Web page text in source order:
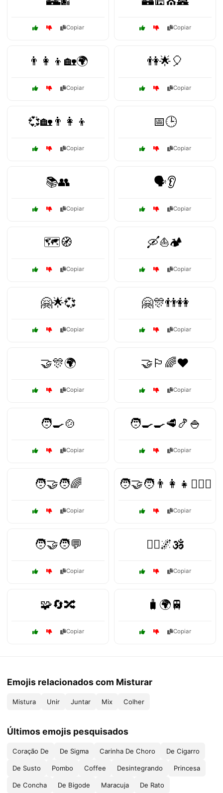
Copiar Copiar
👨‍👩‍👦🏡🌍
Copiar
👫🌟🎈
Copiar
💞🏡👨‍👩‍👦
Copiar
📅🕒
Copiar
📚👥
Copiar
🗣️👂
Copiar
🗺️🧭
Copiar
🛶⛵🏕️
Copiar
🤗🌟💞
Copiar
🤗🎊👬👭
Copiar
🤝🎊🌍
Copiar
🤝🏳️‍🌈❤️
Copiar
🧑‍🍳🍲
Copiar
🧑‍🍳🍳🥩🍤🍚
Copiar
🧑‍🤝‍🧑🌈
Copiar
🧑‍🤝‍🧑👨‍👩‍👧👩‍❤️‍👨
Copiar
🧑‍🤝‍🧑💬
Copiar
🧘‍♀️🌌🕉️
Copiar
🧩🔄🔀
Copiar
🧳🌍🚆
Copiar
Emojis relacionados com Misturar
Mistura Unir Juntar Mix Colher
Últimos emojis pesquisados
Coração De De Sigma Carinha De Choro De Cigarro
De Susto Pombo Coffee Desintegrando Princesa
De Concha De Bigode Maracuja De Rato